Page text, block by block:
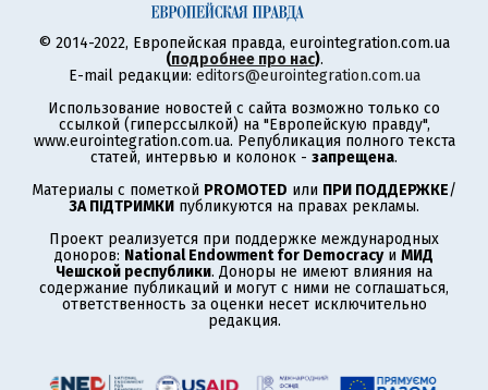
© 2014-2022, Европейская правда, eurointegration.com.ua
(подробнее про нас).
E-mail редакции: editors@eurointegration.com.ua
Использование новостей с сайта возможно только со
ссылкой (гиперссылкой) на "Европейскую правду",
www.eurointegration.com.ua. Републикация полного текста
статей, интервью и колонок - запрещена.
Материалы с пометкой PROMOTED или ПРИ ПОДДЕРЖКЕ/
ЗА ПІДТРИМКИ публикуются на правах рекламы.
Проект реализуется при поддержке международных
доноров: National Endowment for Democracyи МИД
Чешской республики. Доноры не имеют влияния на
содержание публикаций и могут с ними не соглашаться,
ответственность за оценки несет исключительно
редакция.